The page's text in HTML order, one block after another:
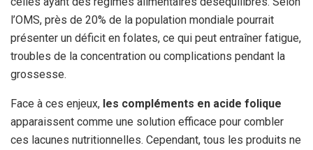
l’OMS, près de 20% de la population mondiale pourrait
présenter un déficit en folates, ce qui peut entraîner fatigue,
troubles de la concentration ou complications pendant la
grossesse.
Face à ces enjeux, les compléments en acide folique
apparaissent comme une solution efficace pour combler
ces lacunes nutritionnelles. Cependant, tous les produits ne